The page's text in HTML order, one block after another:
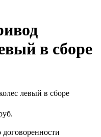
в сборе
договоренности